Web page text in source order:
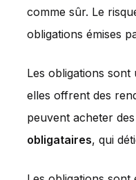
comme sûr. Le
obligations émises
Les obligations
elles offrent des
peuvent acheter
obligataires, qui